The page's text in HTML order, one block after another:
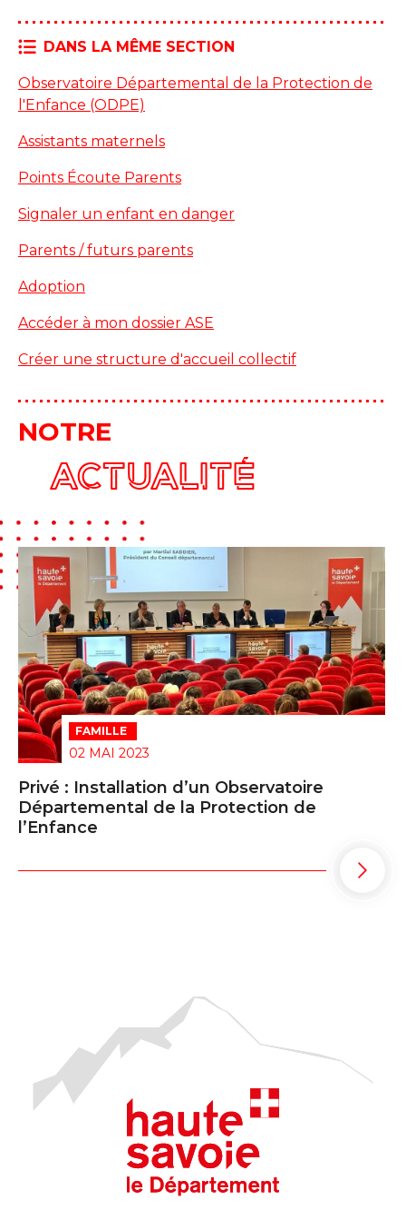
DANS LA MÊME SECTION
Observatoire Départemental de la Protection de
l'Enfance (ODPE)
Assistants maternels
Points Écoute Parents
Signaler un enfant en danger
Parents / futurs parents
Adoption
Accéder à mon dossier ASE
Créer une structure d'accueil collectif
NOTRE
ACTUALITÉ
FAMILLE
02 MAI 2023
Privé : Installation d’un Observatoire
Départemental de la Protection de
l’Enfance